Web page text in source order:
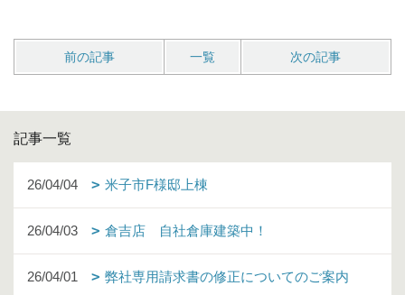
前の記事 一覧 次の記事
記事一覧
26/04/04 米子市F様邸上棟
26/04/03 倉吉店 自社倉庫建築中！
26/04/01 弊社専用請求書の修正についてのご案内